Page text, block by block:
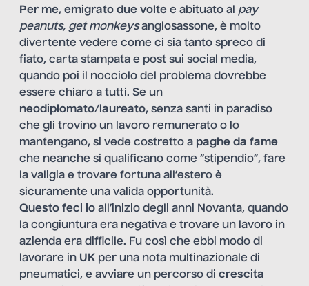
Per me, emigrato due volte e abituato al pay
peanuts, get monkeysanglosassone, è molto
divertente vedere come ci sia tanto spreco di
fiato, carta stampata e post sui social media,
quando poi il nocciolo del problema dovrebbe
essere chiaro a tutti. Se un
neodiplomato/ laureato, senza santi in paradiso
che gli trovino un lavoro remunerato o lo
mantengano, si vede costretto a paghe da fame
che neanche si qualificano come “stipendio”, fare
la valigia e trovare fortuna all’estero è
sicuramente una valida opportunità.
Questo feci io all’inizio degli anni Novanta, quando
la congiuntura era negativa e trovare un lavoro in
azienda era difficile. Fu così che ebbi modo di
lavorare in UK per una nota multinazionale di
pneumatici, e avviare un percorso di crescita